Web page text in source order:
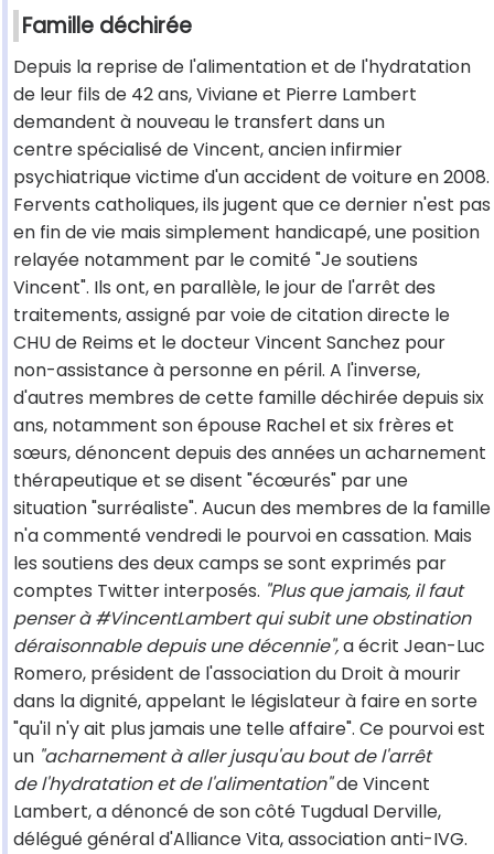
Famille déchirée
Depuis la reprise de l'alimentation et de l'hydratation
de leur fils de 42 ans, Viviane et Pierre Lambert
demandent à nouveau le transfert dans un
centre spécialisé de Vincent, ancien infirmier
psychiatrique victime d'un accident de voiture en 2008.
Fervents catholiques, ils jugent que ce dernier n'est pas
en fin de vie mais simplement handicapé, une position
relayée notamment par le comité "Je soutiens
Vincent". Ils ont, en parallèle, le jour de l'arrêt des
traitements, assigné par voie de citation directe le
CHU de Reims et le docteur Vincent Sanchez pour
non-assistance à personne en péril. A l'inverse,
d'autres membres de cette famille déchirée depuis six
ans, notamment son épouse Rachel et six frères et
sœurs, dénoncent depuis des années un acharnement
thérapeutique et se disent "écœurés" par une
situation "surréaliste". Aucun des membres de la famille
n'a commenté vendredi le pourvoi en cassation. Mais
les soutiens des deux camps se sont exprimés par
comptes Twitter interposés. "Plus que jamais, il faut
penser à #VincentLambert qui subit une obstination
déraisonnable depuis une décennie",a écrit Jean-Luc
Romero, président de l'association du Droit à mourir
dans la dignité, appelant le législateur à faire en sorte
"qu'il n'y ait plus jamais une telle affaire". Ce pourvoi est
un "acharnement à aller jusqu'au bout de l'arrêt
de l'hydratation et de l'alimentation"de Vincent
Lambert, a dénoncé de son côté Tugdual Derville,
délégué général d'Alliance Vita, association anti-IVG.